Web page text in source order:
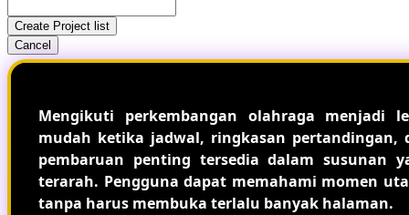
Create Project list
Cancel
Mengikuti perkembangan olahraga menjadi
mudah ketika jadwal, ringkasan pertandingan,
pembaruan penting tersedia dalam susunan
terarah. Pengguna dapat memahami momen
tanpa harus membuka terlalu banyak halaman.